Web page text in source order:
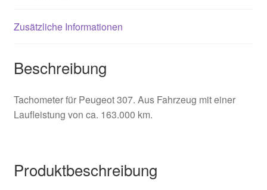
Zusätzliche Informationen
Beschreibung
Tachometer für Peugeot 307. Aus Fahrzeug mit einer
Laufleistung von ca. 163.000 km.
Produktbeschreibung